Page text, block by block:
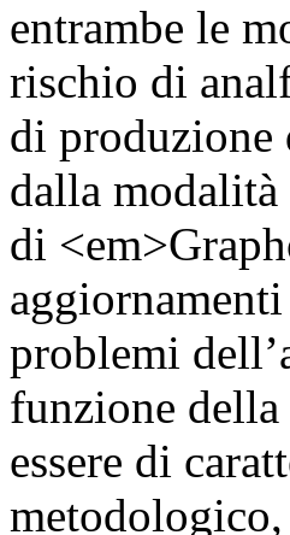
entrambe le
rischio di
di produzione
dalla
di
problemi
funzione
essere di